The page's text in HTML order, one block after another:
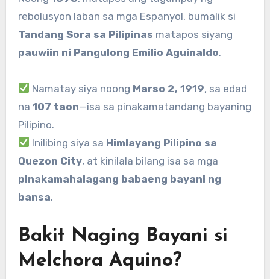
rebolusyon laban sa mga Espanyol, bumalik si
Tandang Sora sa Pilipinas matapos siyang
pauwiin ni Pangulong Emilio Aguinaldo.
Namatay siya noong Marso 2, 1919, sa edad
na 107 taon—isa sa pinakamatandang bayaning
Pilipino.
Inilibing siya sa Himlayang Pilipino sa
Quezon City, at kinilala bilang isa sa mga
pinakamahalagang babaeng bayani ng
bansa.
Bakit Naging Bayani si
Melchora Aquino?